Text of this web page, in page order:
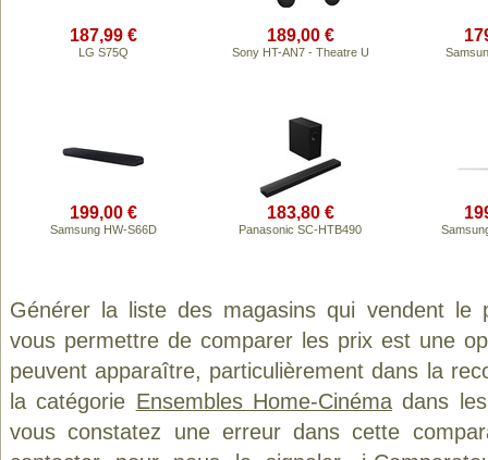
187,99 €
LG S75Q
189,00 €
Sony HT-AN7 - Theatre U
199,00 €
Samsung HW-S66D
183,80 €
Panasonic SC-HTB490
Générer la liste des magasins qui vendent le
vous permettre de comparer les prix est une
peuvent apparaître, particulièrement dans la
la catégorie Ensembles Home-Cinémadans les
vous constatez une erreur dans cette